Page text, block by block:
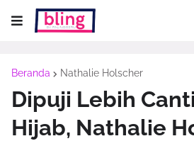
Beranda Nathalie Holscher
Dipuji Lebih
Hijab, Nathalie